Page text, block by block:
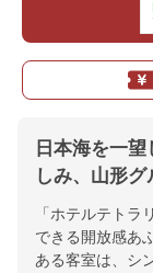
日本海を一
しみ、山形
「ホテルテト
できる開放感あ
ある客室は、シ